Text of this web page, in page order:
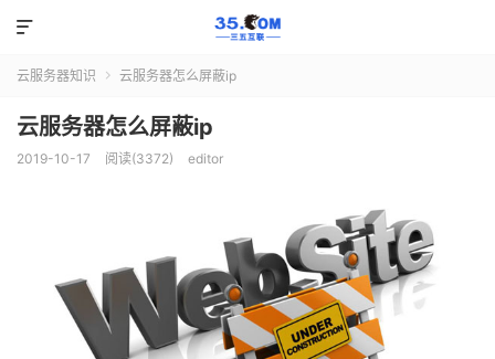

云服务器知识  云服务器怎么屏蔽ip
云服务器怎么屏蔽ip
2019-10-17 阅读(3372) editor